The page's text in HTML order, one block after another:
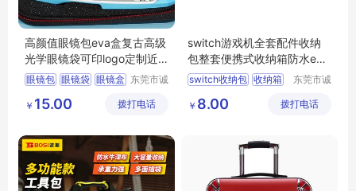
高颜值眼镜包eva盒复古高级
光学眼镜袋可印logo定制近
视眼镜盒
眼镜包 眼镜袋 眼镜盒 东莞市诚
限公司
￥ 15.00 拨打电话
switch游戏机全套配件收纳
包整套便携式收纳箱防水eva
收纳盒
switch收纳包 收纳箱
switch包
东莞市诚
限公司
￥ 8.00 拨打电话